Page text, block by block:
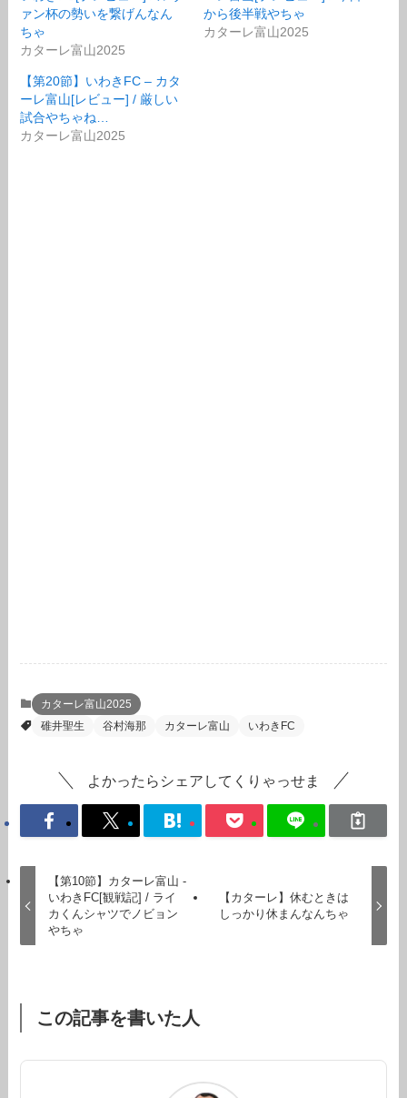
ァン杯の勢いを繋げんなん
ちゃ
カターレ富山2025
から後半戦やちゃ
カターレ富山2025
【第20節】いわきFC – カタ
ーレ富山[レビュー] / 厳しい
試合やちゃね…
カターレ富山2025
カターレ富山2025
碓井聖生
谷村海那 カターレ富山 いわきFC
よかったらシェアしてくりゃっせま
【第10節】カターレ富山 -
いわきFC[観戦記] / ライ
カくんシャツでノビョン
やちゃ
【カターレ】休むときは
しっかり休まんなんちゃ
この記事を書いた人